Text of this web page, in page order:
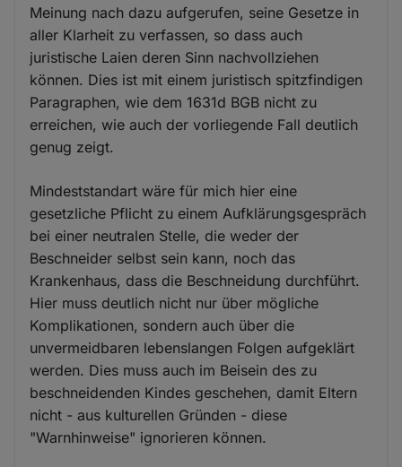
Meinung nach dazu aufgerufen, seine Gesetze in
aller Klarheit zu verfassen, so dass auch
juristische Laien deren Sinn nachvollziehen
können. Dies ist mit einem juristisch spitzfindigen
Paragraphen, wie dem 1631d BGB nicht zu
erreichen, wie auch der vorliegende Fall deutlich
genug zeigt.
Mindeststandart wäre für mich hier eine
gesetzliche Pflicht zu einem Aufklärungsgespräch
bei einer neutralen Stelle, die weder der
Beschneider selbst sein kann, noch das
Krankenhaus, dass die Beschneidung durchführt.
Hier muss deutlich nicht nur über mögliche
Komplikationen, sondern auch über die
unvermeidbaren lebenslangen Folgen aufgeklärt
werden. Dies muss auch im Beisein des zu
beschneidenden Kindes geschehen, damit Eltern
nicht - aus kulturellen Gründen - diese
"Warnhinweise" ignorieren können.